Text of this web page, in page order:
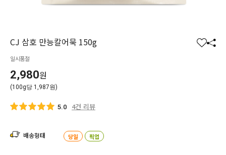
CJ 삼호 만능칼어묵 150g
찜 공
일시품절
2,980원
(100g당 1,987원)
5.0 4건 리뷰
배송형태 당일 픽업